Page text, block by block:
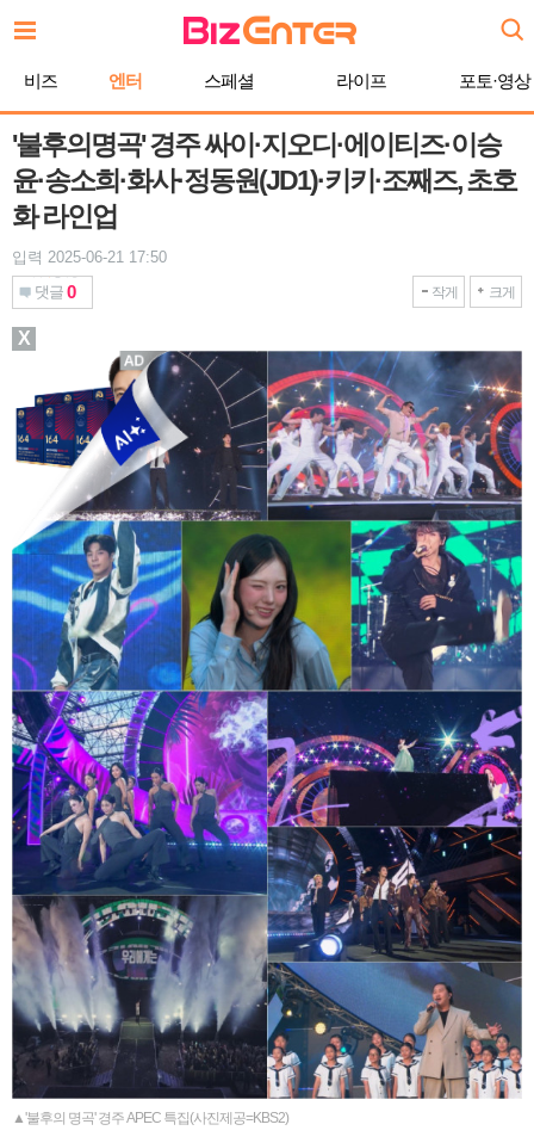
문
비즈 엔터 스페셜 라이프 포토·영상
'불후의명곡' 경주 싸이·지오디·에이티즈·이승
윤·송소희·화사·정동원(JD1)·키키·조째즈, 초호
화 라인업
입력 2025-06-21 17:50
댓글 0 작게 크게
▲'불후의 명곡' 경주 APEC 특집(사진제공=KBS2)
X